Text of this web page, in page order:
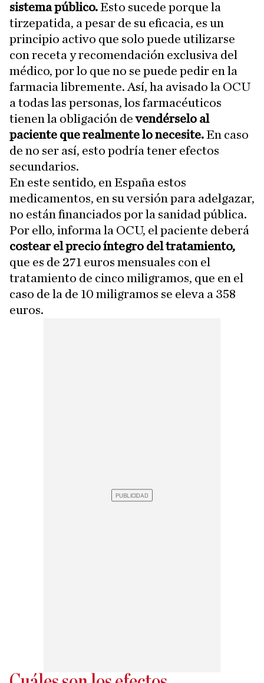
sistema público.Esto sucede porque la
tirzepatida, a pesar de su eficacia, es un
principio activo que solo puede utilizarse
con receta y recomendación exclusiva del
médico, por lo que no se puede pedir en la
farmacia libremente. Así, ha avisado la OCU
a todas las personas, los farmacéuticos
tienen la obligación devendérselo al
paciente que realmente lo necesite.En caso
de no ser así, esto podría tener efectos
secundarios.
En este sentido, en España estos
medicamentos, en su versión para adelgazar,
no están financiados por la sanidad pública.
Por ello, informa la OCU, el paciente deberá
costear el precio íntegro del tratamiento,
que es de 271 euros mensuales con el
tratamiento de cinco miligramos, que en el
caso de la de 10 miligramos se eleva a 358
euros.